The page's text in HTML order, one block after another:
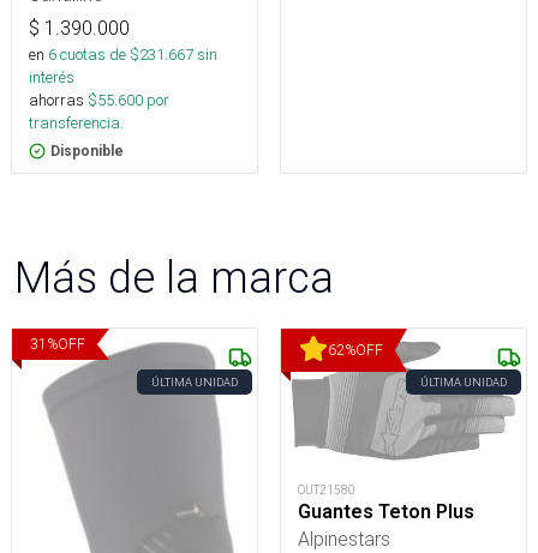
$ 1.390.000
en 6cuotas de $231.667sin
interés
ahorras $55.600 por
transferencia.
Disponible
Más de la marca
31 %OFF
ÚLTIMA UNIDAD
62%OFF
ÚLTIMA UNIDAD
OUT21580
Guantes Teton Plus
Alpinestars